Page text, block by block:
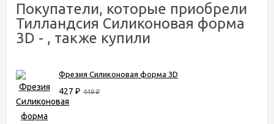
Покупатели, которые приобрели
Тилландсия Силиконовая форма
3D - , также купили
Фрезия Силиконовая форма 3D
427 ₽ 449₽